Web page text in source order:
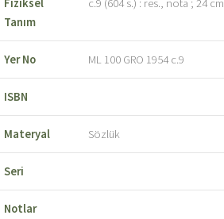
Fiziksel
Tanım
c.9 (604 s.) : res., nota ; 24 cm
Yer No ML 100 GRO 1954 c.9
ISBN
Materyal Sözlük
Seri
Notlar